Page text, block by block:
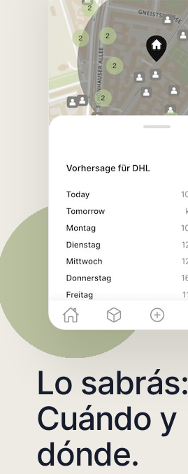
Lo sabrás:
Cuándo y
dónde.